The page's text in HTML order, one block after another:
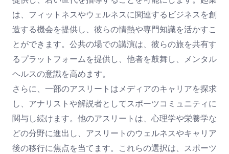
は、フィットネスやウェルネスに関連するビジネスを創
造する機会を提供し、彼らの情熱や専門知識を活かすこ
とができます。公共の場での講演は、彼らの旅を共有す
るプラットフォームを提供し、他者を鼓舞し、メンタル
ヘルスの意識を高めます。
さらに、一部のアスリートはメディアのキャリアを探求
し、アナリストや解説者としてスポーツコミュニティに
関与し続けます。他のアスリートは、心理学や栄養学な
どの分野に進出し、アスリートのウェルネスやキャリア
後の移行に焦点を当てます。これらの選択は、スポーツ